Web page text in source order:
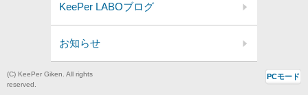
KeePer LABOブログ
お知らせ
(C) KeePer Giken. All rights
reserved.
PCモード